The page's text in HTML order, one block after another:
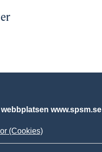
webbplatsen www.spsm.se
(Cookies)